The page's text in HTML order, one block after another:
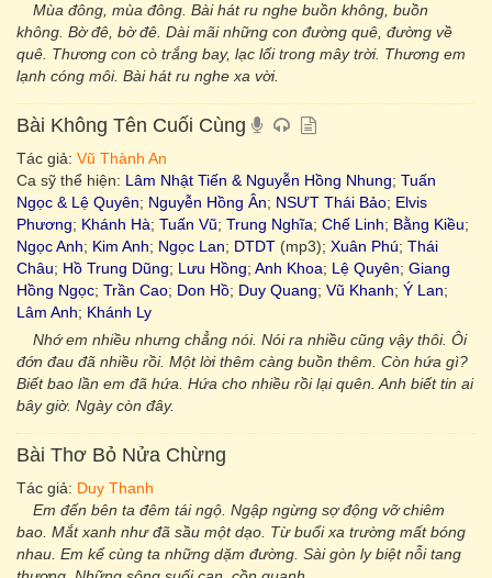
Mùa đông, mùa đông. Bài hát ru nghe buồn không, buồn
không. Bờ đê, bờ đê. Dài mãi những con đường quê, đường về
quê. Thương con cò trắng bay, lạc lối trong mây trời. Thương em
lạnh cóng môi. Bài hát ru nghe xa vời.
Bài Không Tên Cuối Cùng
Tác giả: Vũ Thành An
Ca sỹ thể hiện: Lâm Nhật Tiến & Nguyễn Hồng Nhung; Tuấn
Ngọc & Lệ Quyên; Nguyễn Hồng Ân; NSƯT Thái Bảo; Elvis
Phương; Khánh Hà; Tuấn Vũ; Trung Nghĩa; Chế Linh; Bằng Kiều;
Ngọc Anh; Kim Anh; Ngọc Lan; DTDT (mp3); Xuân Phú; Thái
Châu; Hồ Trung Dũng; Lưu Hồng; Anh Khoa; Lệ Quyên; Giang
Hồng Ngọc; Trần Cao; Don Hồ; Duy Quang; Vũ Khanh; Ý Lan;
Lâm Anh; Khánh Ly
Nhớ em nhiều nhưng chẳng nói. Nói ra nhiều cũng vậy thôi. Ôi
đớn đau đã nhiều rồi. Một lời thêm càng buồn thêm. Còn hứa gì?
Biết bao lần em đã hứa. Hứa cho nhiều rồi lại quên. Anh biết tin ai
bây giờ. Ngày còn đây.
Bài Thơ Bỏ Nửa Chừng
Tác giả: Duy Thanh
Em đến bên ta đêm tái ngộ. Ngập ngừng sợ động vỡ chiêm
bao. Mắt xanh như đã sầu một dạo. Từ buổi xa trường mất bóng
nhau. Em kể cùng ta những dặm đường. Sài gòn ly biệt nỗi tang